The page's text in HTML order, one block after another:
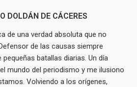
DOLDÁN DE CÁCERES
de una verdad absoluta que no
de las causas siempre
batallas diarias. Un día
mundo del periodismo y me ilusiono
Volviendo a los orígenes,